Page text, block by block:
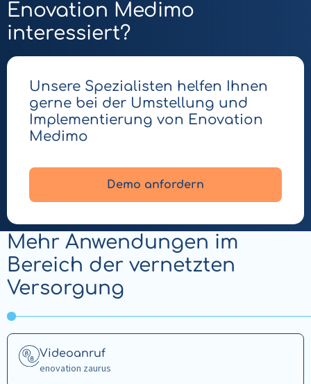
Enovation Medimo
interessiert?
Unsere Spezialisten helfen Ihnen
gerne bei der Umstellung und
Implementierung von Enovation
Medimo
Demo anfordern
Mehr Anwendungen im
Bereich der vernetzten
Versorgung
Videoanruf
enovation zaurus
Mehr
lesen